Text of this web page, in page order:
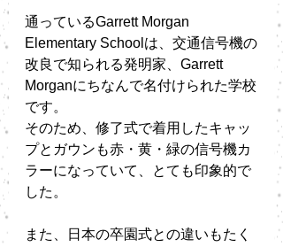
通っているGarrett Morgan
Elementary Schoolは、交通信号機の
改良で知られる発明家、Garrett
Morganにちなんで名付けられた学校
です。
そのため、修了式で着用したキャッ
プとガウンも赤・黄・緑の信号機カ
ラーになっていて、とても印象的で
した。
また、日本の卒園式との違いもたく